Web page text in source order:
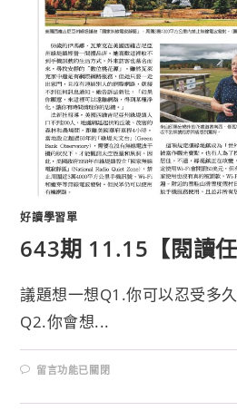
好讀學習單
643期 11.15【閱讀任
議題想一想Q1.你可以忍受多
Q2.你會想...
留言功能已關閉